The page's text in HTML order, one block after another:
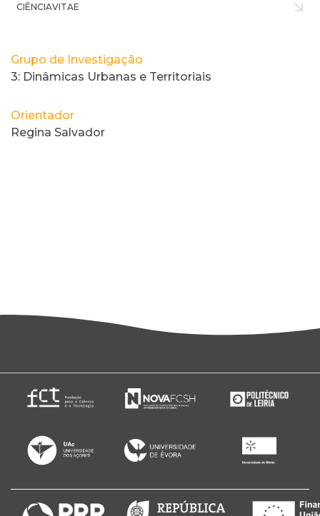
Grupo de Investigação
3: Dinâmicas Urbanas e Territoriais
Orientador
Regina Salvador
CIÊNCIAVITAE